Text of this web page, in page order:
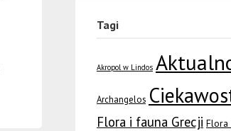
Tagi
Akropol w Lindos
Archangelos
Flora i fauna Grecji Flora